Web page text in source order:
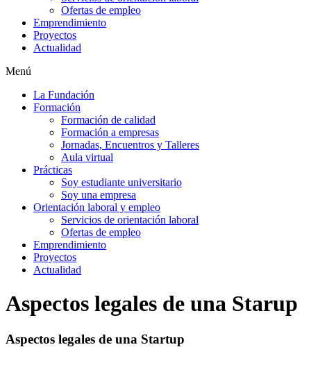
Ofertas de empleo
Emprendimiento
Proyectos
Actualidad
Menú
La Fundación
Formación
Formación de calidad
Formación a empresas
Jornadas, Encuentros y Talleres
Aula virtual
Prácticas
Soy estudiante universitario
Soy una empresa
Orientación laboral y empleo
Servicios de orientación laboral
Ofertas de empleo
Emprendimiento
Proyectos
Actualidad
Aspectos legales de una Starup
Aspectos legales de una Startup